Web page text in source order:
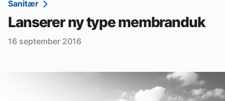
Sanitær
Ventilasjon
Varme og energi
Sanitær
Lanserer ny type membranduk
16 september 2016